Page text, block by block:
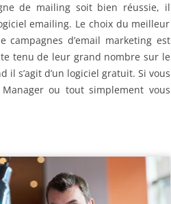
de mailing soit bien réussie, il
emailing. Le choix du meilleur
campagnes d’email marketing est
tenu de leur grand nombre sur le
il s’agit d’un logiciel gratuit. Si vous
ou tout simplement vous